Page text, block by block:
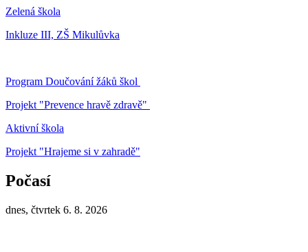
Zelená škola
Inkluze III, ZŠ Mikulůvka
Program Doučování žáků škol
Projekt "Prevence hravě zdravě"
Aktivní škola
Projekt "Hrajeme si v zahradě"
Počasí
dnes, čtvrtek 6. 8. 2026